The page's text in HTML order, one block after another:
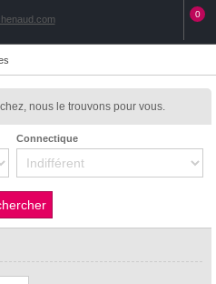
0
nous le trouvons pour vous.
Connectique